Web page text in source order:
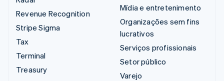
Revenue Recognition
Stripe Sigma
Tax
Terminal
Treasury
Mídia e entretenimento
Organizações sem fins
lucrativos
Serviços profissionais
Setor público
Varejo